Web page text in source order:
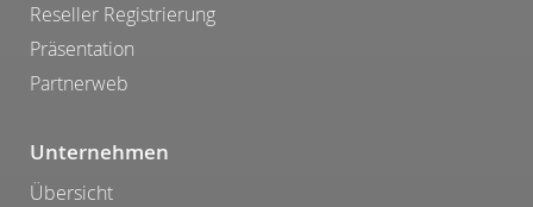
Reseller Registrierung
Präsentation
Partnerweb
Unternehmen
Übersicht